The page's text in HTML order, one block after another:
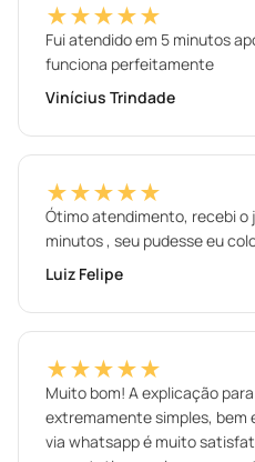
★★★★★
Fui atendido em 5 minutos
funciona perfeitamente
Vinícius Trindade
★★★★★
Ótimo atendimento, recebi o
minutos , seu pudesse eu
Luiz Felipe
★★★★★
Muito bom! A explicação
extremamente simples, bem
via whatsapp é muito